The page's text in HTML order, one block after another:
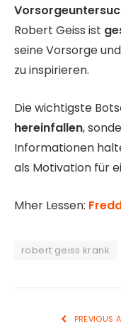
Robert Geiss ist
seine Vorsorge
zu inspirieren.
Die wichtigste
hereinfallen,
Informationen
als Motivation für
Mher Lessen:
robert geiss krank
PREVIOUS